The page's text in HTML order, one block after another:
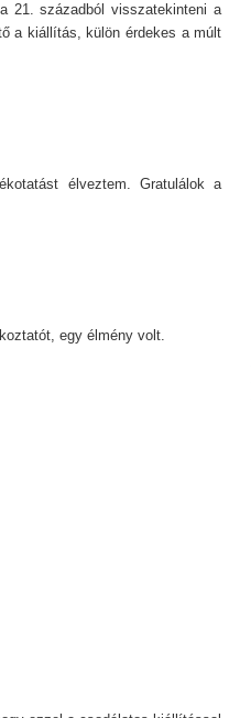
21. századból visszatekinteni a
a kiállítás, külön érdekes a múlt
élveztem. Gratulálok a
egy élmény volt.